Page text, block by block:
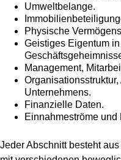
Umweltbelange.
Physische
Geistiges Eigentum
Management,
Unternehmens.
Finanzielle Daten.
Einnahmeströme und
Jeder Abschnitt besteht